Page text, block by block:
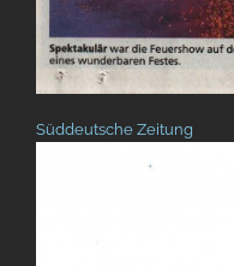
Süddeutsche Zeitung